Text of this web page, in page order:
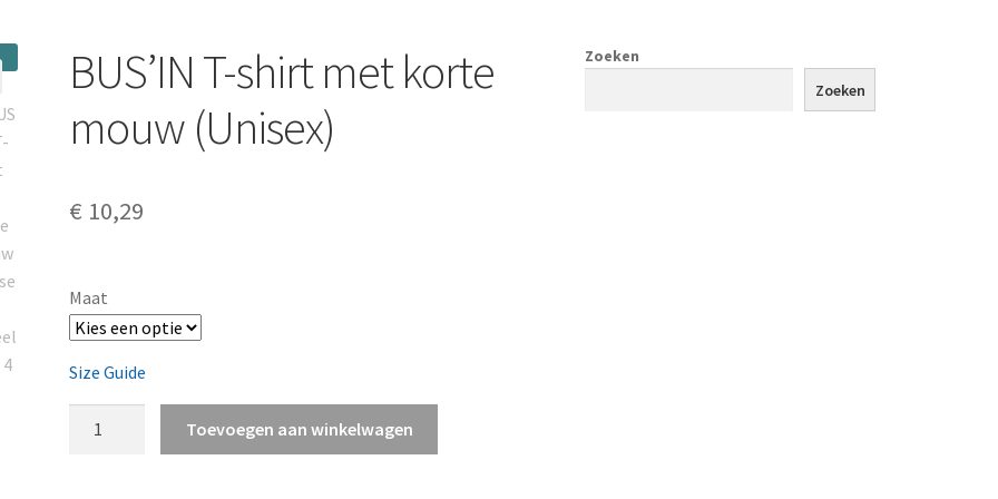
BUS’IN T-shirt met korte
mouw (Unisex)
€ 10,29
Maat
Size Guide
Toevoegen aan winkelwagen
Zoeken
Zoeken